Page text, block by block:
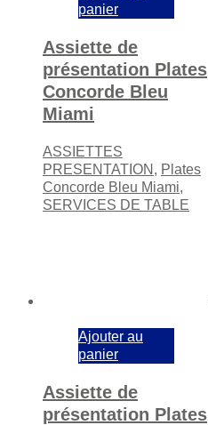
panier
Assiette de
présentation Plates
Concorde Bleu
Miami
ASSIETTES
PRESENTATION , Plates
Concorde Bleu Miami,
SERVICES DE TABLE
Ajouter au
panier
Assiette de
présentation Plates